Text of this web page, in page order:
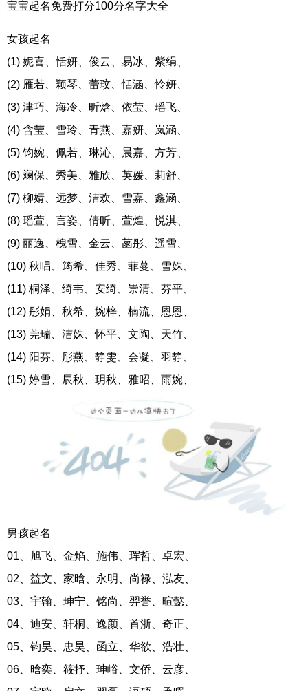
宝宝起名免费打分100分名字大全
女孩起名
(1) 妮喜、恬妍、俊云、易冰、紫绢、
(2) 雁若、颖琴、蕾玟、恬涵、怜妍、
(3) 津巧、海冷、昕焓、依莹、瑶飞、
(4) 含莹、雪玲、青燕、嘉妍、岚涵、
(5) 钧婉、佩若、琳沁、晨嘉、方芳、
(6) 斓保、秀美、雅欣、英媛、莉舒、
(7) 柳婧、远梦、洁欢、雪嘉、鑫涵、
(8) 瑶萱、言姿、倩昕、萱煌、悦淇、
(9) 丽逸、槐雪、金云、菡彤、遥雪、
(10) 秋唱、筠希、佳秀、菲蔓、雪姝、
(11) 桐泽、绮韦、安绮、崇清、芬平、
(12) 彤娟、秋希、婉梓、楠流、恩恩、
(13) 莞瑞、洁姝、怀平、文陶、天竹、
(14) 阳芬、彤燕、静雯、会凝、羽静、
(15) 婷雪、辰秋、玥秋、雅昭、雨婉、
男孩起名
01、旭飞、金焰、施伟、珲哲、卓宏、
02、益文、家晗、永明、尚禄、泓友、
03、宇翰、珅宁、铭尚、羿誉、暄懿、
04、迪安、轩桐、逸颜、首浙、奇正、
05、钧昊、忠昊、函立、华欲、浩壮、
06、晗奕、筱抒、珅峪、文侨、云彦、